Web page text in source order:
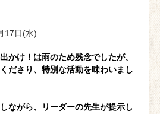
17日(水)
かけ！は雨のため残念でしたが、
ださり、特別な活動を味わいまし
ながら、リーダーの先生が提示し